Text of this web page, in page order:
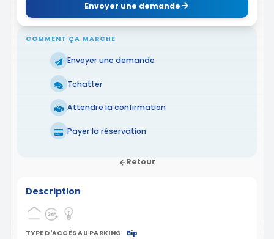
Envoyer une demande
COMMENT ÇA MARCHE
Envoyer une demande
Tchatter
Attendre la confirmation
Payer la réservation
Retour
Description
TYPE D'ACCÈS AU PARKING Bip